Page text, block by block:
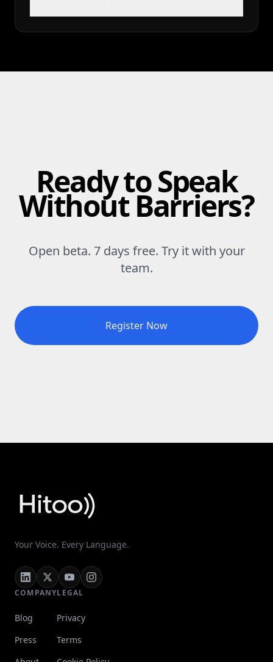
Ready to Speak
Without Barriers?
Open beta. 7 days free. Try it with your
team.
Register Now
Your Voice. Every Language.
COMPANY
Blog
Press
LEGAL
Privacy
Terms